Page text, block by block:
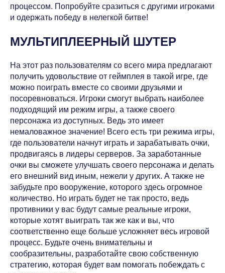
процессом. Попробуйте сразиться с другими игроками
и одержать победу в нелегкой битве!
МУЛЬТИПЛЕЕРНЫЙ ШУТЕР
На этот раз пользователям со всего мира предлагают
получить удовольствие от геймплея в такой игре, где
можно поиграть вместе со своими друзьями и
посоревноваться. Игроки смогут выбрать наиболее
подходящий им режим игры, а также своего
персонажа из доступных. Ведь это имеет
немаловажное значение! Всего есть три режима игры,
где пользователи начнут играть и зарабатывать очки,
продвигаясь в лидеры серверов. За заработанные
очки вы сможете улучшать своего персонажа и делать
его внешний вид иным, нежели у других. А также не
забудьте про вооружение, которого здесь огромное
количество. Но играть будет не так просто, ведь
противники у вас будут самые реальные игроки,
которые хотят выиграть так же как и вы, что
соответственно еще больше усложняет весь игровой
процесс. Будьте очень внимательны и
сообразительны, разработайте свою собственную
стратегию, которая будет вам помогать побеждать с